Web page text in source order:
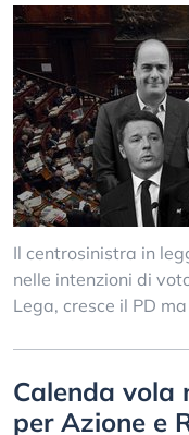
Il centrosinistra in
nelle intenzioni di
Lega, cresce il PD
Calenda vola
per Azione e